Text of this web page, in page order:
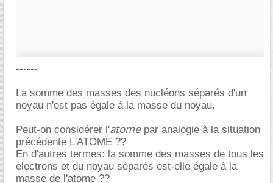
------
La somme des masses des nucléons séparés d'un
noyau n'est pas égale à la masse du noyau.
Peut-on considérer l'atome par analogie à la situation
précédente L'ATOME ??
En d'autres termes: la somme des masses de tous les
électrons et du noyau séparés est-elle égale à la
masse de l'atome ??